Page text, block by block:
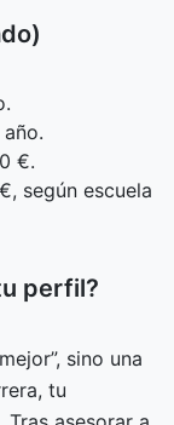
€.
según escuela
perfil?
sino una
tu